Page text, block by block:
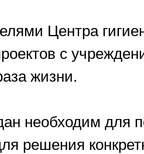
Центра
с
жизни.
необходим для
решения